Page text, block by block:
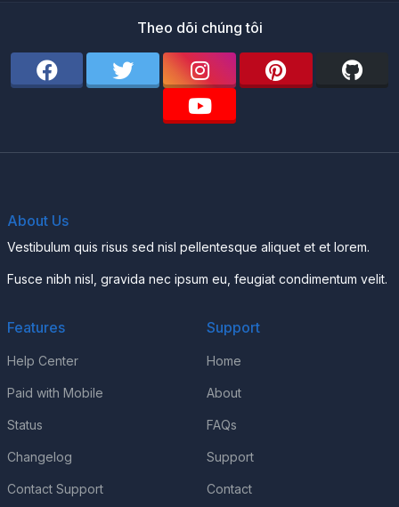
Theo dõi chúng tôi
About Us
Vestibulum quis risus sed nisl pellentesque aliquet et et lorem.
Fusce nibh nisl, gravida nec ipsum eu, feugiat condimentum velit.
Features
Help Center
Paid with Mobile
Status
Changelog
Contact Support
Support
Home
About
FAQs
Support
Contact